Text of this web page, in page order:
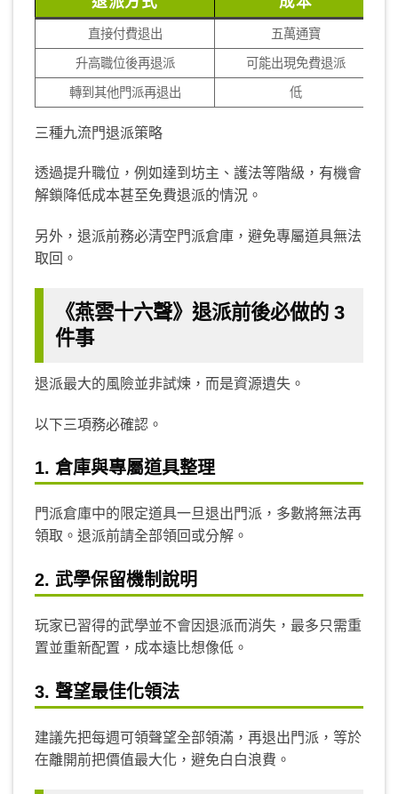
直接付費退出 五萬通寶
升高職位後再退派 可能出現免費退派
轉到其他門派再退出 低
三種九流門退派策略
透過提升職位，例如達到坊主、護法等階級，有機會
解鎖降低成本甚至免費退派的情況。
另外，退派前務必清空門派倉庫，避免專屬道具無法
取回。
《燕雲十六聲》退派前後必做的 3
件事
退派最大的風險並非試煉，而是資源遺失。
以下三項務必確認。
1. 倉庫與專屬道具整理
門派倉庫中的限定道具一旦退出門派，多數將無法再
領取。退派前請全部領回或分解。
2. 武學保留機制說明
玩家已習得的武學並不會因退派而消失，最多只需重
置並重新配置，成本遠比想像低。
3. 聲望最佳化領法
建議先把每週可領聲望全部領滿，再退出門派，等於
在離開前把價值最大化，避免白白浪費。